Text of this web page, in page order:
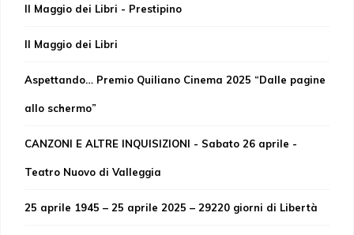
Il Maggio dei Libri - Prestipino
Il Maggio dei Libri
Aspettando… Premio Quiliano Cinema 2025 “Dalle pagine
allo schermo”
CANZONI E ALTRE INQUISIZIONI - Sabato 26 aprile -
Teatro Nuovo di Valleggia
25 aprile 1945 – 25 aprile 2025 – 29220 giorni di Libertà